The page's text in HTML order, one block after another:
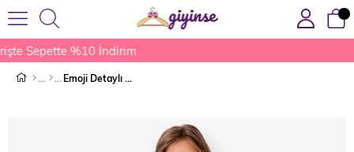
Sepette %10 İndirim
Emoji Detaylı Eşofman Takımı Mavi